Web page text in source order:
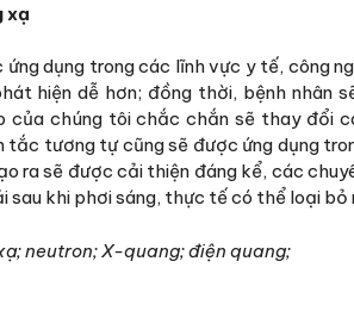
xạ
dụng trong các lĩnh vực y tế, công
hiện dễ hơn; đồng thời, bệnh nhân
của chúng tôi chắc chắn sẽ thay
tắc tương tự cũng sẽ được ứng dụng
ra sẽ được cải thiện đáng kể, các
sau khi phơi sáng, thực tế có thể loại bỏ
neutron; X-quang; điện quang;